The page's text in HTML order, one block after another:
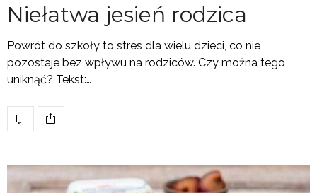
Niełatwa jesień rodzica
Powrót do szkoły to stres dla wielu dzieci, co nie
pozostaje bez wpływu na rodziców. Czy można tego
uniknąć? Tekst:…